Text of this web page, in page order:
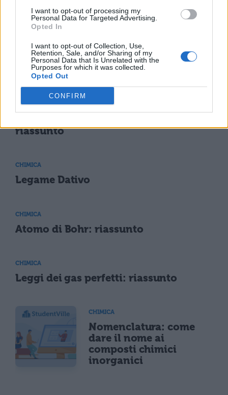
I want to opt-out of processing my
Personal Data for Targeted Advertising.
Opted In
I want to opt-out of Collection, Use,
Retention, Sale, and/or Sharing of my
Personal Data that Is Unrelated with the
Purposes for which it was collected.
Opted Out
CONFIRM
Legame a Idrogeno: come si forma
CHIMICA
Il legame covalente: riassunto e
definizione
CHIMICA
riassunto
CHIMICA
Legame Dativo
CHIMICA
Atomo di Bohr: riassunto
CHIMICA
Leggi dei gas perfetti: riassunto
CHIMICA
Nomenclatura: come
dare il nome ai
composti chimici
inorganici